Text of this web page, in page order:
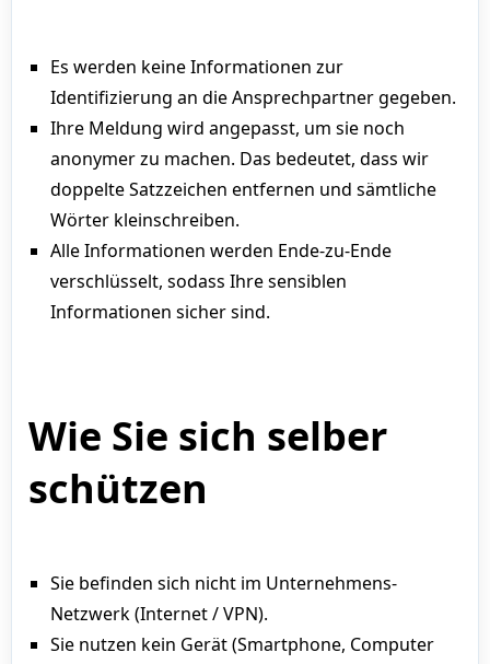
Es werden keine Informationen zur
Identifizierung an die Ansprechpartner gegeben.
Ihre Meldung wird angepasst, um sie noch
anonymer zu machen. Das bedeutet, dass wir
doppelte Satzzeichen entfernen und sämtliche
Wörter kleinschreiben.
Alle Informationen werden Ende-zu-Ende
verschlüsselt, sodass Ihre sensiblen
Informationen sicher sind.
Wie Sie sich selber
schützen
Sie befinden sich nicht im Unternehmens-
Netzwerk (Internet / VPN).
Sie nutzen kein Gerät (Smartphone, Computer